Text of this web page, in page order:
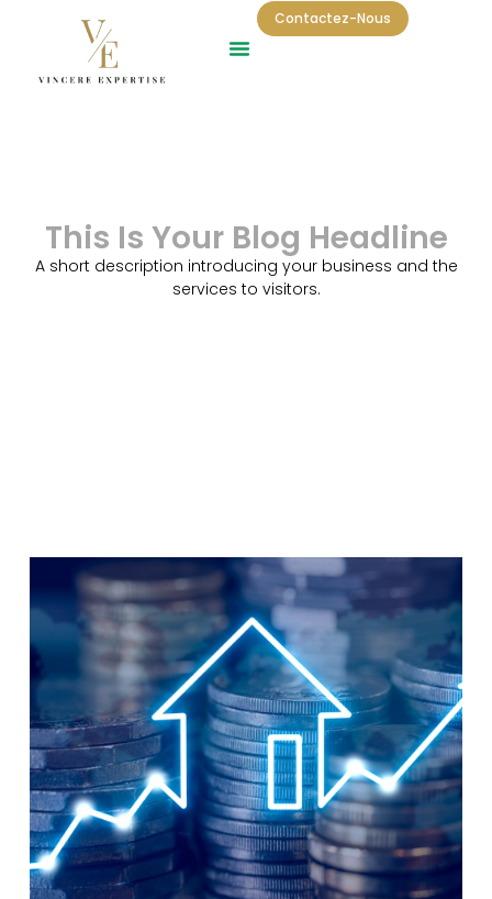
Contactez-Nous
This Is Your Blog Headline
A short description introducing your business and the
services to visitors.